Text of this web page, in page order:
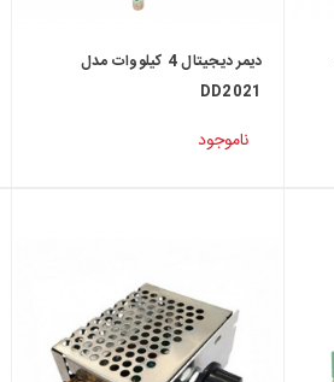
دیمر دیجیتال 4 کیلووات مدل
DD2021
ناموجود